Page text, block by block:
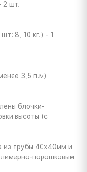
2 шт.
8, 10 кг.) - 1
3,5 п.м)
блочки-
высоты (с
из трубы 40х40мм и
порошковым